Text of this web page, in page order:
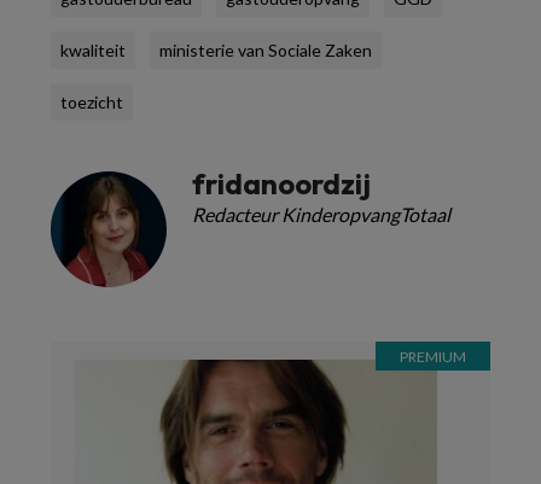
kwaliteit ministerie van Sociale Zaken
toezicht
fridanoordzij
Redacteur KinderopvangTotaal